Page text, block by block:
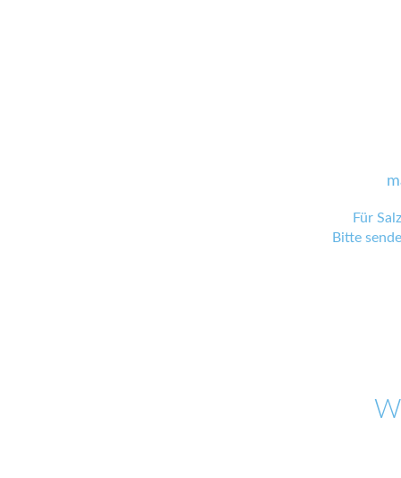
Für
Bitte